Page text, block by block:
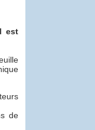
est
de